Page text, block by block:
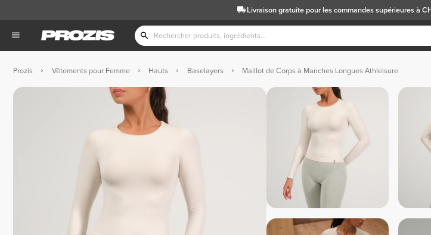
Livraison gratuitepour les commandes supérieures à
Prozis Vêtements pour Femme Hauts Baselayers Maillot de Corps à Manches Longues Athleisure